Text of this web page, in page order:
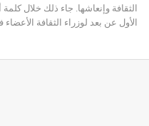
الثقافة وإنعاشها. جاء ذلك خلال
الأول عن بعد لوزراء الثقافة